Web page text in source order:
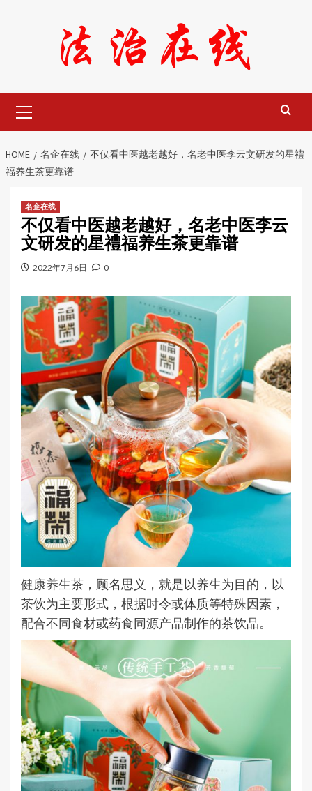
Menu
HOME 名企在线
不仅看中医越老越好，名老中医李云文研发的星禮
福养生茶更靠谱
名企在线
不仅看中医越老越好，名老中医李云
文研发的星禮福养生茶更靠谱
2022年7月6日 0
健康养生茶，顾名思义，就是以养生为目的，以
茶饮为主要形式，根据时令或体质等特殊因素，
配合不同食材或药食同源产品制作的茶饮品。